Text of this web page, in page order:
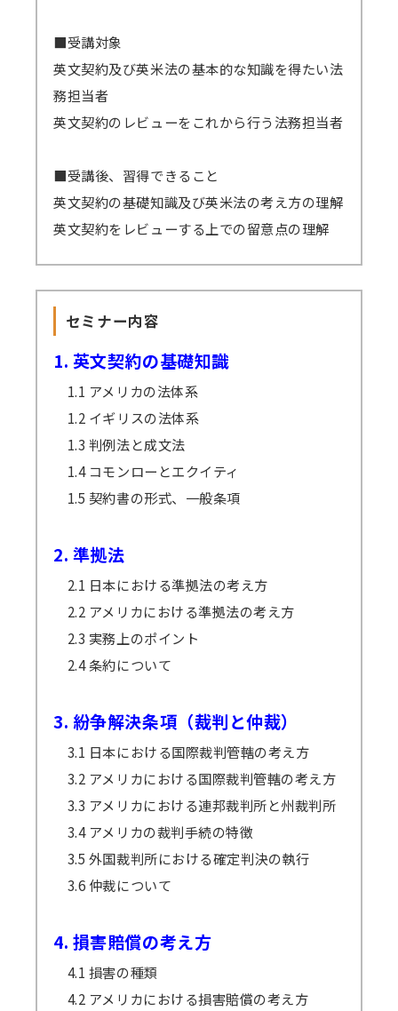
が早まる可能性もございます。その場合でも終
了日は変わりません。上記例の2/6開催セミナ
ーの場合、2/8から開始となっても2/17まで視
聴可能です。
それに応じて弊社の標準配信期間設定を延長し
ます。
原則、配信期間の延長はいたしません。
逃し視聴なし）の受講料に準じますので、ご了
承ください。
■受講対象
英文契約及び英米法の基本的な知識を得たい法
務担当者
英文契約のレビューをこれから行う法務担当者
■受講後、習得できること
英文契約の基礎知識及び英米法の考え方の理解
英文契約をレビューする上での留意点の理解
セミナー内容
1. 英文契約の基礎知識
1.1 アメリカの法体系
1.2 イギリスの法体系
1.3 判例法と成文法
1.4 コモンローとエクイティ
1.5 契約書の形式、一般条項
2. 準拠法
2.1 日本における準拠法の考え方
2.2 アメリカにおける準拠法の考え方
2.3 実務上のポイント
2.4 条約について
3. 紛争解決条項（裁判と仲裁）
3.1 日本における国際裁判管轄の考え方
3.2 アメリカにおける国際裁判管轄の考え方
3.3 アメリカにおける連邦裁判所と州裁判所
3.4 アメリカの裁判手続の特徴
3.5 外国裁判所における確定判決の執行
3.6 仲裁について
4. 損害賠償の考え方
4.1 損害の種類
4.2 アメリカにおける損害賠償の考え方